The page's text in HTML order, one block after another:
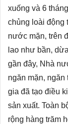
xuống và 6
chủng loài động
nước mặn, trên
lao như bần,
gần đây, Nhà
ngăn mặn,
gia đã tạo điều
sản xuất. Toàn
rộng hàng trăm